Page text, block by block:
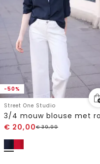
-50%
Street One Studio
€ 20,00€39,99